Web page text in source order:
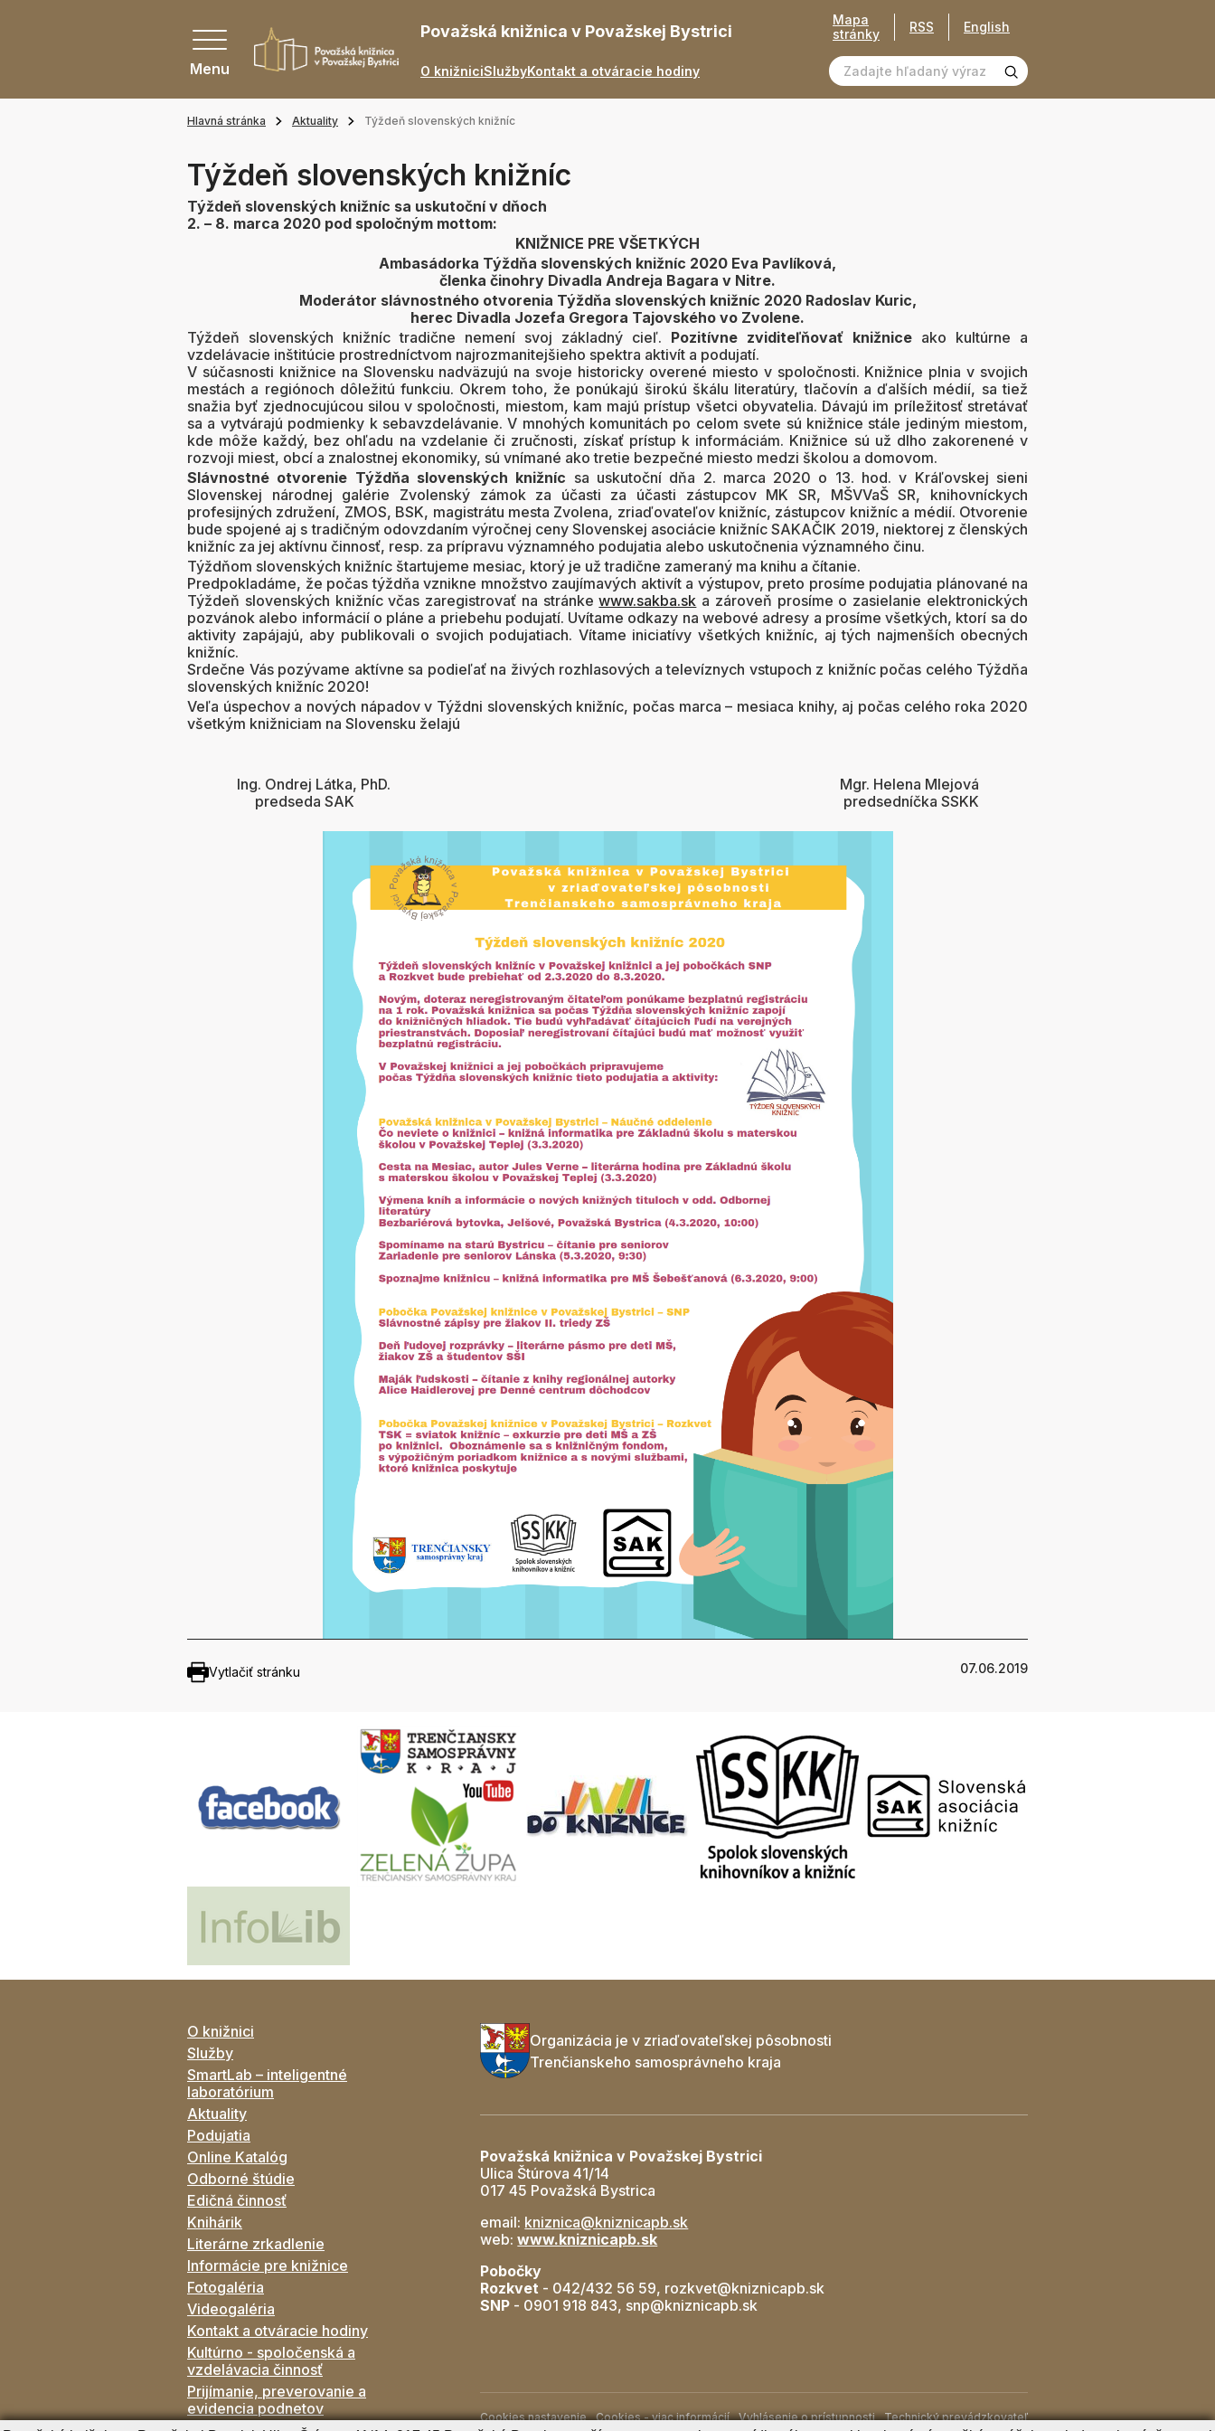
Menu
Považská knižnica v Považskej Bystrici
O knižniciSlužbyKontakt a otváracie hodiny
Mapa
stránky
RSS English
Hlavná stránka Aktuality Týždeň slovenských knižníc
Týždeň slovenských knižníc
Týždeň slovenských knižníc sa uskutoční v dňoch
2. – 8. marca 2020 pod spoločným mottom:
KNIŽNICE PRE VŠETKÝCH
Ambasádorka Týždňa slovenských knižníc 2020 Eva Pavlíková,
členka činohry Divadla Andreja Bagara v Nitre.
Moderátor slávnostného otvorenia Týždňa slovenských knižníc 2020 Radoslav Kuric,
herec Divadla Jozefa Gregora Tajovského vo Zvolene.
Týždeň slovenských knižníc tradične nemení svoj základný cieľ. Pozitívne zviditeľňovať knižnice ako kultúrne a
vzdelávacie inštitúcie prostredníctvom najrozmanitejšieho spektra aktivít a podujatí.
V súčasnosti knižnice na Slovensku nadväzujú na svoje historicky overené miesto v spoločnosti. Knižnice plnia v svojich
mestách a regiónoch dôležitú funkciu. Okrem toho, že ponúkajú širokú škálu literatúry, tlačovín a ďalších médií, sa tiež
snažia byť zjednocujúcou silou v spoločnosti, miestom, kam majú prístup všetci obyvatelia. Dávajú im príležitosť stretávať
sa a vytvárajú podmienky k sebavzdelávanie. V mnohých komunitách po celom svete sú knižnice stále jediným miestom,
kde môže každý, bez ohľadu na vzdelanie či zručnosti, získať prístup k informáciám. Knižnice sú už dlho zakorenené v
rozvoji miest, obcí a znalostnej ekonomiky, sú vnímané ako tretie bezpečné miesto medzi školou a domovom.
Slávnostné otvorenie Týždňa slovenských knižníc sa uskutoční dňa 2. marca 2020 o 13. hod. v Kráľovskej sieni
Slovenskej národnej galérie Zvolenský zámok za účasti za účasti zástupcov MK SR, MŠVVaŠ SR, knihovníckych
profesijných združení, ZMOS, BSK, magistrátu mesta Zvolena, zriaďovateľov knižníc, zástupcov knižníc a médií. Otvorenie
bude spojené aj s tradičným odovzdaním výročnej ceny Slovenskej asociácie knižníc SAKAČIK 2019, niektorej z členských
knižníc za jej aktívnu činnosť, resp. za prípravu významného podujatia alebo uskutočnenia významného činu.
Týždňom slovenských knižníc štartujeme mesiac, ktorý je už tradične zameraný ma knihu a čítanie.
Predpokladáme, že počas týždňa vznikne množstvo zaujímavých aktivít a výstupov, preto prosíme podujatia plánované na
Týždeň slovenských knižníc včas zaregistrovať na stránkewww.sakba.sk a zároveň prosíme o zasielanie elektronických
pozvánok alebo informácií o pláne a priebehu podujatí. Uvítame odkazy na webové adresy a prosíme všetkých, ktorí sa do
aktivity zapájajú, aby publikovali o svojich podujatiach. Vítame iniciatívy všetkých knižníc, aj tých najmenších obecných
knižníc.
Srdečne Vás pozývame aktívne sa podieľať na živých rozhlasových a televíznych vstupoch z knižníc počas celého Týždňa
slovenských knižníc 2020!
Veľa úspechov a nových nápadov v Týždni slovenských knižníc, počas marca – mesiaca knihy, aj počas celého roka 2020
všetkým knižniciam na Slovensku želajú
Ing. Ondrej Látka, PhD.
predseda SAK
Mgr. Helena Mlejová
predsedníčka SSKK
Vytlačiť stránku 07.06.2019
O knižnici
Služby
SmartLab – inteligentné
laboratórium
Aktuality
Podujatia
Online Katalóg
Odborné štúdie
Edičná činnosť
Knihárik
Literárne zrkadlenie
Informácie pre knižnice
Fotogaléria
Videogaléria
Kontakt a otváracie hodiny
Kultúrno - spoločenská a
vzdelávacia činnosť
Prijímanie, preverovanie a
evidencia podnetov
Organizácia je v zriaďovateľskej pôsobnosti
Trenčianskeho samosprávneho kraja
Považská knižnica v Považskej Bystrici
Ulica Štúrova 41/14
017 45 Považská Bystrica
email: kniznica@kniznicapb.sk
web:www.kniznicapb.sk
Pobočky
Rozkvet - 042/432 56 59, rozkvet@kniznicapb.sk
SNP - 0901 918 843, snp@kniznicapb.sk
Cookies nastavenie Cookies - viac informácií Vyhlásenie o prístupnosti
Technický prevádzkovateľ